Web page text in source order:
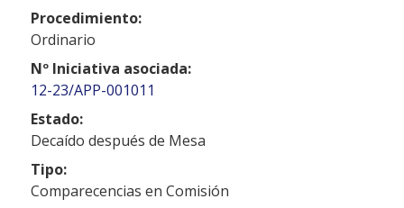
Procedimiento:
Ordinario
Nº Iniciativa asociada:
12-23/APP-001011
Estado:
Decaído después de Mesa
Tipo:
Comparecencias en Comisión